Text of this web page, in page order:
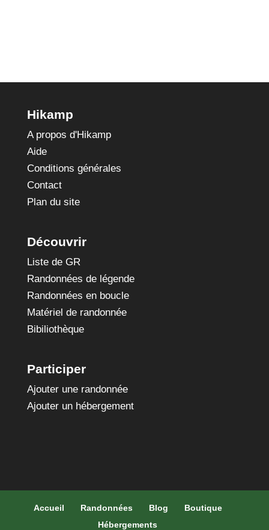
Hikamp
A propos d'Hikamp
Aide
Conditions générales
Contact
Plan du site
Découvrir
Liste de GR
Randonnées de légende
Randonnées en boucle
Matériel de randonnée
Bibiliothèque
Participer
Ajouter une randonnée
Ajouter un hébergement
Accueil Randonnées Blog
Boutique
Hébergements